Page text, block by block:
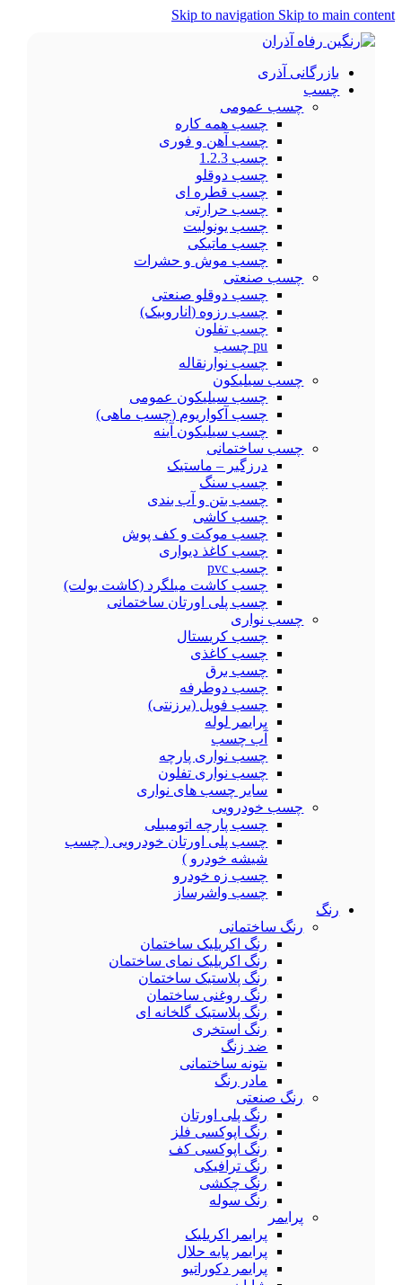
Skip to navigation Skip to main content
بازرگانی آذری
چسب
چسب عمومی
چسب همه کاره
چسب آهن و فوری
چسب 1.2.3
چسب دوقلو
چسب قطره ای
چسب حرارتی
چسب یونولیت
چسب ماتیکی
چسب موش و حشرات
چسب صنعتی
چسب دوقلو صنعتی
چسب رزوه (اناروبیک)
چسب تفلون
pu چسب
چسب نوارنقاله
چسب سیلیکون
چسب سیلیکون عمومی
چسب آکواریوم (چسب ماهی)
چسب سیلیکون آینه
چسب ساختمانی
درزگیر – ماستیک
چسب سنگ
چسب بتن و آب بندی
چسب کاشی
چسب موکت و کف پوش
چسب کاغذ دیواری
چسب pvc
چسب کاشت میلگرد (کاشت بولت)
چسب پلی اورتان ساختمانی
چسب نواری
چسب کریستال
چسب کاغذی
چسب برق
چسب دوطرفه
چسب فویل (برزنتی)
پرایمر لوله
آب چسب
چسب نواری پارچه
چسب نواری تفلون
سایر چسب های نواری
چسب خودرویی
چسب پارچه اتومبیلی
چسب پلی اورتان خودرویی ( چسب
شیشه خودرو )
چسب زه خودرو
چسب واشرساز
رنگ
رنگ ساختمانی
رنگ اکریلیک ساختمان
رنگ اکریلیک نمای ساختمان
رنگ پلاستیک ساختمان
رنگ روغنی ساختمان
رنگ پلاستیک گلخانه ای
رنگ استخری
ضد زنگ
بتونه ساختمانی
مادر رنگ
رنگ صنعتی
رنگ پلی اورتان
رنگ اپوکسی فلز
رنگ اپوکسی کف
رنگ ترافیکی
رنگ چکشی
رنگ سوله
پرایمر
پرایمر اکریلیک
پرایمر پایه حلال
پرایمر دکوراتیو